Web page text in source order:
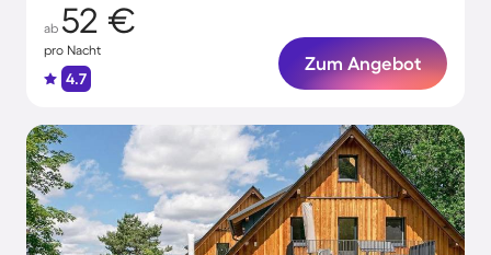
ab 52 €
pro Nacht
4.7
Zum Angebot